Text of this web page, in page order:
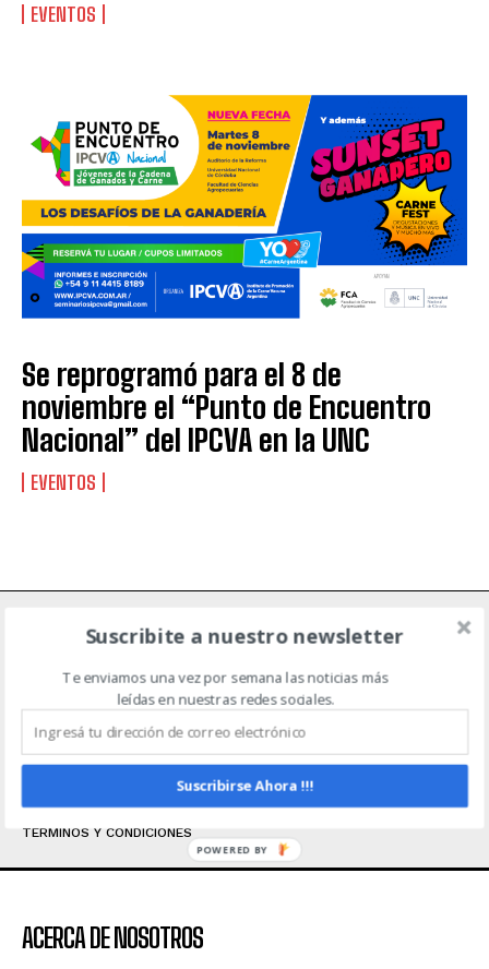
QUIERO SUSCRIBIRME
Leí y acepto la
EVENTOS
Se reprogramó para el 8 de
noviembre el “Punto de Encuentro
Nacional” del IPCVA en la UNC
EVENTOS
NOTICIAS DE CAMPO
ACTUALIDAD AGRICULTURA AGTECH EVENTOS
MAQUINARIA AGRÍCOLA
INICIO CONTACTO
POLÍTICA DE PRIVACIDAD
TÉRMINOS Y CONDICIONES
ACERCA DE NOSOTROS
Suscribite a nuestro newsletter
Te enviamos una vez por semana las noticias más
leídas en nuestras redes sociales.
Suscribirse Ahora !!!
POWERED BY